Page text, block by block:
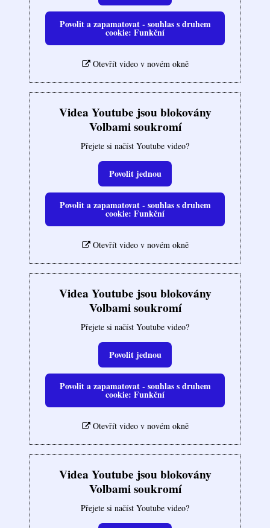
Povolit a zapamatovat - souhlas s druhem
cookie: Funkční
Otevřít video v novém okně
Videa Youtube jsou blokovány
Volbami soukromí
Přejete si načíst Youtube video?
Povolit jednou
Povolit a zapamatovat - souhlas s druhem
cookie: Funkční
Otevřít video v novém okně
Videa Youtube jsou blokovány
Volbami soukromí
Přejete si načíst Youtube video?
Povolit jednou
Povolit a zapamatovat - souhlas s druhem
cookie: Funkční
Otevřít video v novém okně
Videa Youtube jsou blokovány
Volbami soukromí
Přejete si načíst Youtube video?